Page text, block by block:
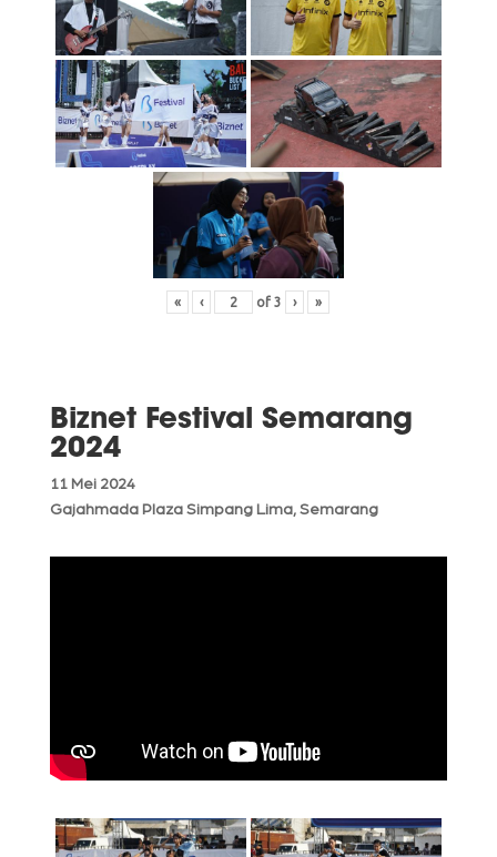
« ‹ of3 › »
Biznet Festival Semarang
2024
11 Mei 2024
Gajahmada Plaza Simpang Lima, Semarang